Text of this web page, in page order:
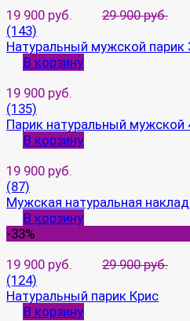
19 900 руб.
29 900 руб.
(143)
Натуральный мужской парик
В корзину
19 900 руб.
(135)
Парик натуральный мужской
В корзину
19 900 руб.
(87)
Мужская натуральная
В корзину
-33%
19 900 руб.
29 900 руб.
(124)
Натуральный парик Крис
В корзину